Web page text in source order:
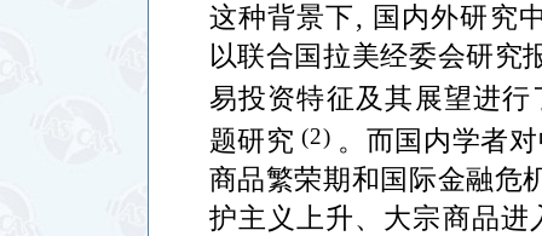
这种背景下, 国内外研究
以联合国拉美经委会研究
易投资特征及其展望进行
题研究 (2) 。而国内学者
商品繁荣期和国际金融危
护主义上升、大宗商品